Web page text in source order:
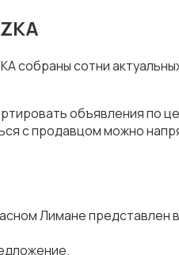
собраны сотни
объявления по
с продавцом можно
Лимане представлен